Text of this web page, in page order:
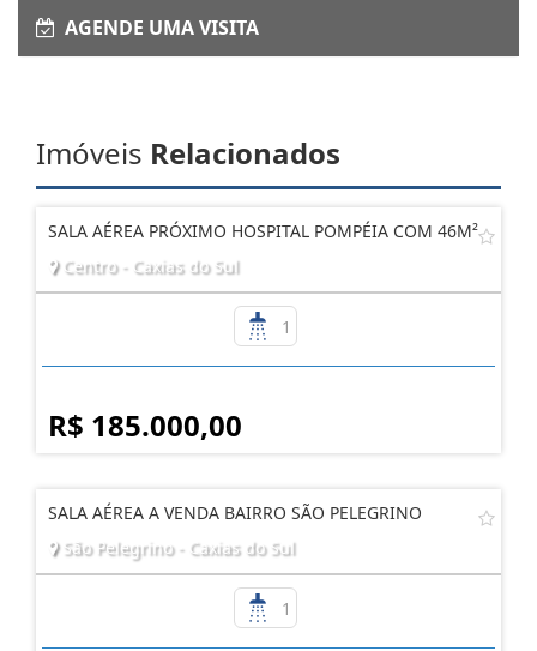
AGENDE UMA VISITA
Imóveis Relacionados
SALA AÉREA PRÓXIMO HOSPITAL POMPÉIA COM 46M²
Centro - Caxias do Sul
1
R$ 185.000,00
SALA AÉREA A VENDA BAIRRO SÃO PELEGRINO
São Pelegrino - Caxias do Sul
1